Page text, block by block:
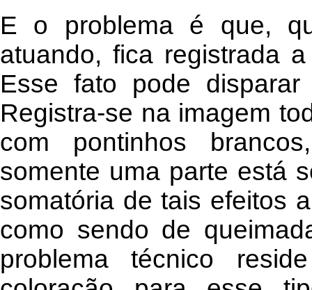
E o problema é que,
atuando, fica registrada
Esse fato pode
Registra-se na imagem
com pontinhos
somente uma parte está
somatória de tais efeitos
como sendo de
problema técnico